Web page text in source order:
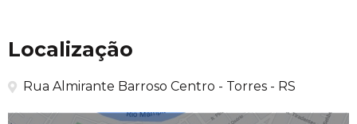
Localização
Rua Almirante Barroso Centro - Torres - RS